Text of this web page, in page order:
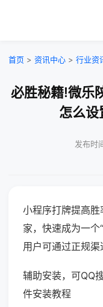
首页 > 资讯中心 > 行业资
必胜秘籍!微乐
怎么
发布时
小程序打牌提高
家，快速成为一个
用户可通过正规渠
辅助安装，可QQ
件安装教程